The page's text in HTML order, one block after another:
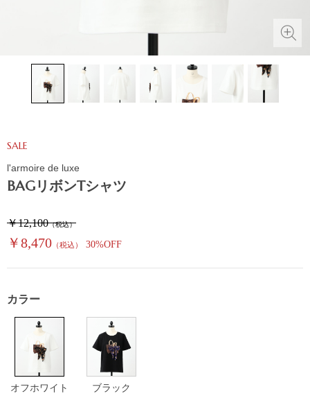
BAGリボンTシャツ
SALE
￥12,100（税込）
￥8,470 （税込） 30%OFF
l'armoire de luxe
カラー
オフホワイト ブラック